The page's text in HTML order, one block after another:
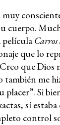
cuerpo.
película Carros
que lo
que Dios
también me
placer”. Si
sí
control